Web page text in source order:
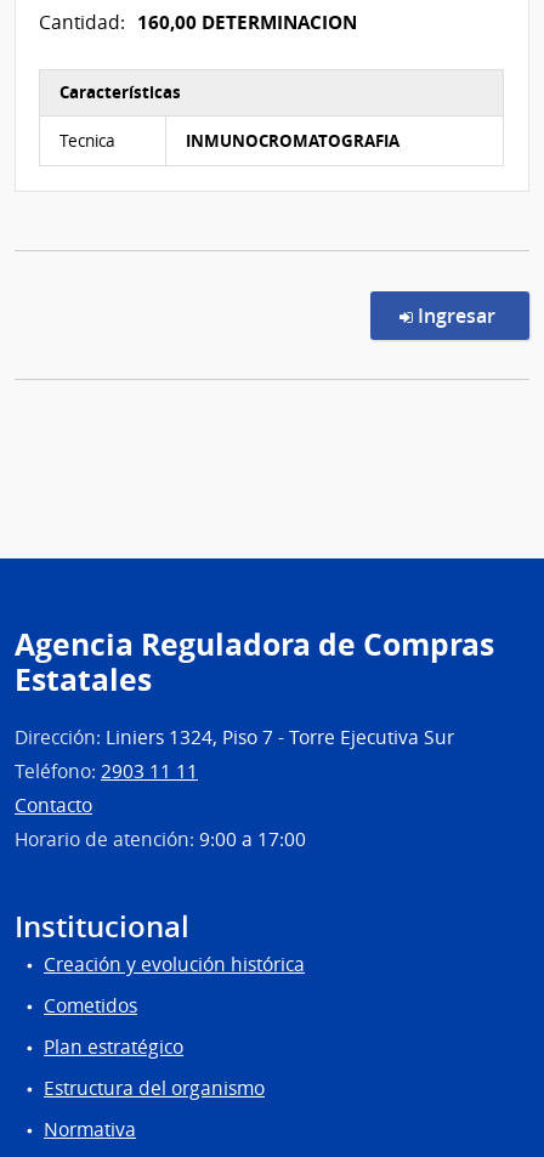
Cantidad: 160,00 DETERMINACION
Características
Tecnica INMUNOCROMATOGRAFIA
Ingresar
Agencia Reguladora de Compras
Estatales
Dirección: Liniers 1324, Piso 7 - Torre Ejecutiva Sur
Teléfono: 2903 11 11
Contacto
Horario de atención: 9:00 a 17:00
Institucional
Creación y evolución histórica
Cometidos
Plan estratégico
Estructura del organismo
Normativa